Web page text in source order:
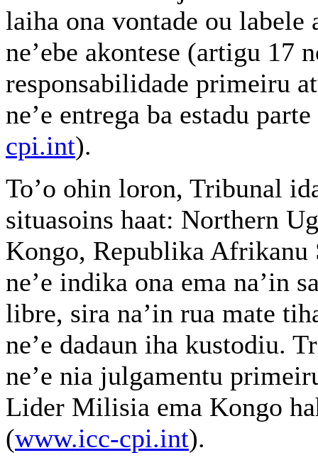
laiha ona vontade ou
ne’ebe akontese (artigu 17
responsabilidade primeiru
ne’e entrega ba estadu
cpi.int).
To’o ohin loron, Tribunal
situasoins haat: Northern
Kongo, Republika
ne’e indika ona ema na’in
libre, sira na’in rua mate
ne’e dadaun iha kustodiu.
ne’e nia julgamentu
Lider Milisia ema Kongo
(www.icc-cpi.int).